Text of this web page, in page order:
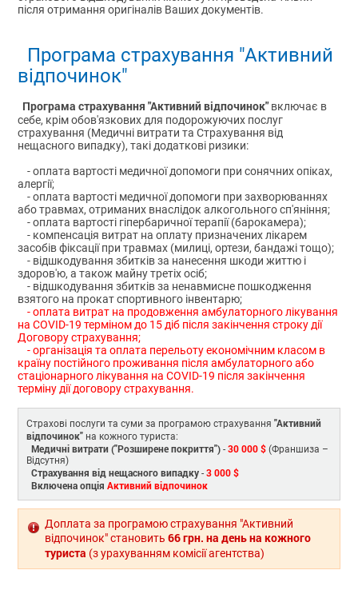
після отримання оригіналів Ваших документів.
Програма страхування "Активний
відпочинок"
Програма страхування "Активний відпочинок"включає в
себе, крім обов'язкових для подорожуючих послуг
страхування (Медичні витрати та Страхування від
нещасного випадку), такі додаткові ризики:
- оплата вартості медичної допомоги при сонячних опіках,
алергії;
- оплата вартості медичної допомоги при захворюваннях
або травмах, отриманих внаслідок алкогольного сп'яніння;
- оплата вартості гіпербаричної терапії (барокамера);
- компенсація витрат на оплату призначених лікарем
засобів фіксації при травмах (милиці, ортези, бандажі тощо);
- відшкодування збитків за нанесення шкоди життю і
здоров'ю, а також майну третіх осіб;
- відшкодування збитків за ненавмисне пошкодження
взятого на прокат спортивного інвентарю;
- оплата витрат на продовження амбулаторного лікування
на COVID-19 терміном до 15 діб після закінчення строку дії
Договору страхування;
- організація та оплата перельоту економічним класом в
країну постійного проживання після амбулаторного або
стаціонарного лікування на COVID-19 після закінчення
терміну дії договору страхування.
Страхові послуги та суми за програмою страхування"Активний
відпочинок" на кожного туриста:
Медичні витрати ("Розширене покриття") -30 000 $ (Франшиза –
Відсутня)
Страхування від нещасного випадку -3 000 $
Включена опціяАктивний відпочинок
Доплата за програмою страхування "Активний
відпочинок" становить66 грн. на день на кожного
туриста (з урахуванням комісії агентства)